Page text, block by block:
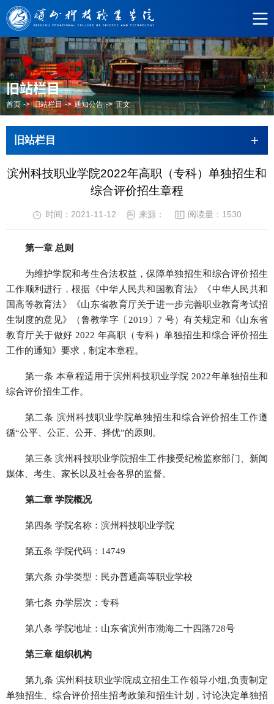
旧站栏目
首页 -> 旧站栏目 -> 通知公告 -> 正文
旧站栏目
滨州科技职业学院2022年高职（专科）单独招生和
综合评价招生章程
时间：2021-11-12 来源： 阅读量： 1530
第一章 总则
为维护学院和考生合法权益，保障单独招生和综合评价招生
工作顺利进行，根据《中华人民共和国教育法》《中华人民共和
国高等教育法》《山东省教育厅关于进一步完善职业教育考试招
生制度的意见》（鲁教学字〔2019〕7 号）有关规定和《山东省
教育厅关于做好 2022 年高职（专科）单独招生和综合评价招生
工作的通知》要求，制定本章程。
第一条 本章程适用于滨州科技职业学院 2022年单独招生和
综合评价招生工作。
第二条 滨州科技职业学院单独招生和综合评价招生工作遵
循“公平、公正、公开、择优”的原则。
第三条 滨州科技职业学院招生工作接受纪检监察部门、新闻
媒体、考生、家长以及社会各界的监督。
第二章 学院概况
第四条 学院名称：滨州科技职业学院
第五条 学院代码：14749
第六条 办学类型：民办普通高等职业学校
第七条 办学层次：专科
第八条 学院地址：山东省滨州市渤海二十四路728号
第三章 组织机构
第九条 滨州科技职业学院成立招生工作领导小组,负责制定
单独招生、综合评价招生招考政策和招生计划，讨论决定单独招